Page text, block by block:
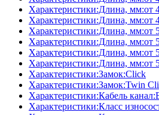
Характеристики:Длина, мм:от
Характеристики:Длина, мм:от
Характеристики:Длина, мм:от
Характеристики:Длина, мм:от
Характеристики:Длина, мм:от
Характеристики:Длина, мм:от
Характеристики:Замок:Click
Характеристики:Замок:Twin
Характеристики:Кабель
Характеристики:Класс